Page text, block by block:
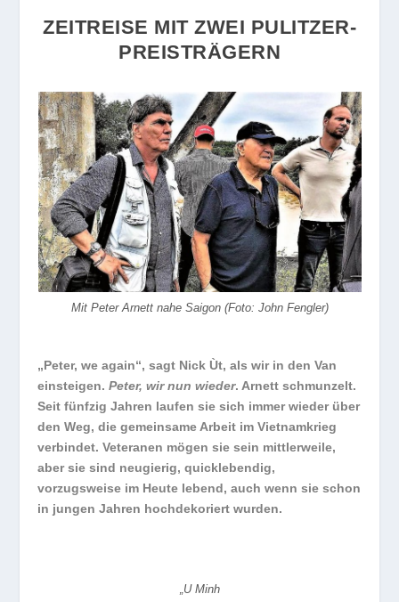
ZEITREISE MIT ZWEI PULITZER-
PREISTRÄGERN
Mit Peter Arnett nahe Saigon (Foto: John Fengler)
„Peter, we again“, sagt Nick Ùt, als wir in den Van
einsteigen.Peter, wir nun wieder. Arnett schmunzelt.
Seit fünfzig Jahren laufen sie sich immer wieder über
den Weg, die gemeinsame Arbeit im Vietnamkrieg
verbindet. Veteranen mögen sie sein mittlerweile,
aber sie sind neugierig, quicklebendig,
vorzugsweise im Heute lebend, auch wenn sie schon
in jungen Jahren hochdekoriert wurden.
„U Minh